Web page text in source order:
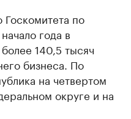
по
года в
140,5 тысяч
бизнеса. По
на четвертом
округе и на